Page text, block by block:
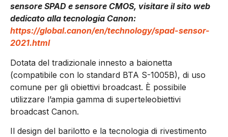
sensore SPAD e sensore CMOS, visitare il sito web
dedicato alla tecnologia Canon:
https://global.canon/en/technology/spad-sensor-
2021.html
Dotata del tradizionale innesto a baionetta
(compatibile con lo standard BTA S-1005B), di uso
comune per gli obiettivi broadcast. È possibile
utilizzare l’ampia gamma di superteleobiettivi
broadcast Canon.
Il design del barilotto e la tecnologia di rivestimento